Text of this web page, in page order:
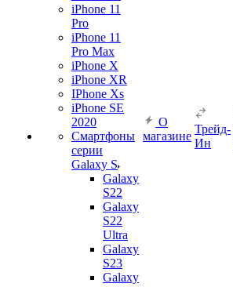
iPhone 11
Pro
iPhone 11
Pro Max
iPhone X
iPhone XR
IPhone Xs
iPhone SE
2020
Смартфоны
серии
Galaxy S
Galaxy
S22
Galaxy
S22
Ultra
Galaxy
S23
Galaxy
О
магазине
Трейд-
Ин